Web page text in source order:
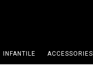
INFANTILE ACCESSORIES